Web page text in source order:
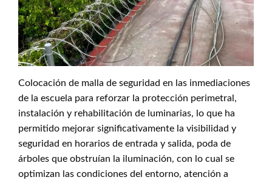
Colocación de malla de seguridad en las inmediaciones
de la escuela para reforzar la protección perimetral,
instalación y rehabilitación de luminarias, lo que ha
permitido mejorar significativamente la visibilidad y
seguridad en horarios de entrada y salida, poda de
árboles que obstruían la iluminación, con lo cual se
optimizan las condiciones del entorno, atención a